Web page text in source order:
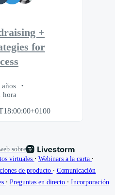
+
for
años
hora
sobre
virtuales ∙ Webinars a la carta ∙
de producto ∙ Comunicación
∙ Preguntas en directo ∙ Incorporación